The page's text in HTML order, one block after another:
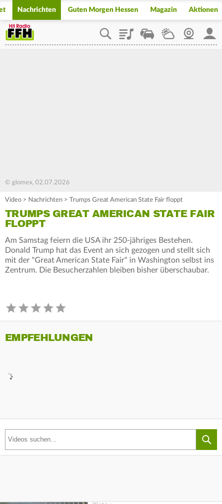
Nachrichten Guten Morgen Hessen Magazin Aktionen
PlaylistStaupilotWetterWebcam
© glomex, 02.07.2026
Video > Nachrichten > Trumps Great American State Fair floppt
TRUMPS GREAT AMERICAN STATE FAIR
FLOPPT
Am Samstag feiern die USA ihr 250-jähriges Bestehen.
Donald Trump hat das Event an sich gezogen und stellt sich
mit der "Great American State Fair" in Washington selbst ins
Zentrum. Die Besucherzahlen bleiben bisher überschaubar.
EMPFEHLUNGEN